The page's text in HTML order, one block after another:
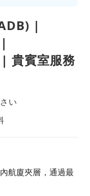
|
貴賓室服務
い
航廈夾層，通過最